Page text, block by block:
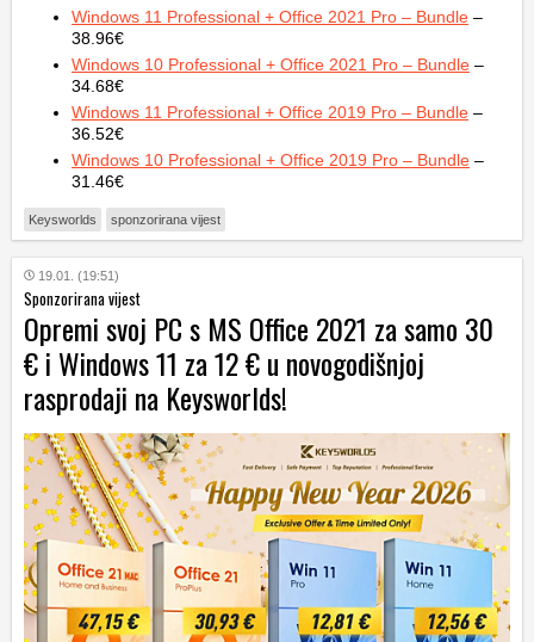
Windows 11 Professional + Office 2021 Pro – Bundle –
38.96€
Windows 10 Professional + Office 2021 Pro – Bundle –
34.68€
Windows 11 Professional + Office 2019 Pro – Bundle –
36.52€
Windows 10 Professional + Office 2019 Pro – Bundle –
31.46€
Keysworlds sponzorirana vijest
19.01. (19:51)
Sponzorirana vijest
Opremi svoj PC s MS Office 2021 za samo 30
€ i Windows 11 za 12 € u novogodišnjoj
rasprodaji na Keysworlds!